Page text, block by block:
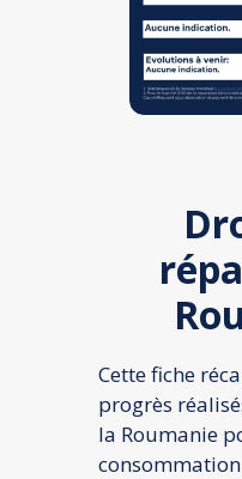
Nos business
À propos de
Agoragroup
Droit à la
Nos offres
Contactez-
Cette fiche
progrès
la Roumanie